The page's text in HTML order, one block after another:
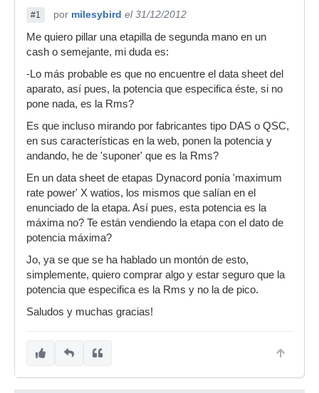
#1 por milesybird el 31/12/2012
Me quiero pillar una etapilla de segunda mano en un
cash o semejante, mi duda es:
-Lo más probable es que no encuentre el data sheet del
aparato, así pues, la potencia que especifica éste, si no
pone nada, es la Rms?
Es que incluso mirando por fabricantes tipo DAS o QSC,
en sus características en la web, ponen la potencia y
andando, he de 'suponer' que es la Rms?
En un data sheet de etapas Dynacord ponía 'maximum
rate power' X watios, los mismos que salían en el
enunciado de la etapa. Así pues, esta potencia es la
máxima no? Te están vendiendo la etapa con el dato de
potencia máxima?
Jo, ya se que se ha hablado un montón de esto,
simplemente, quiero comprar algo y estar seguro que la
potencia que especifica es la Rms y no la de pico.
Saludos y muchas gracias!